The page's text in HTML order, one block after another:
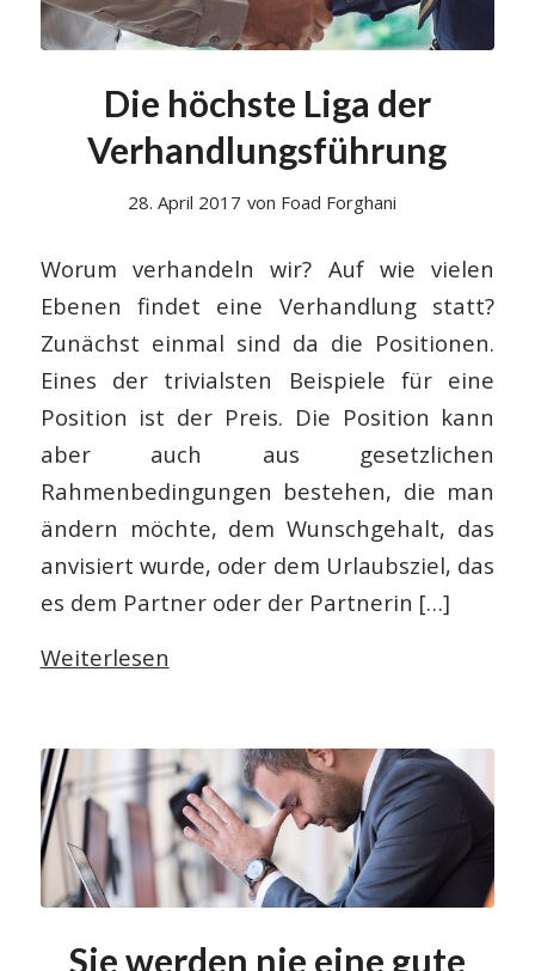
Die höchste Liga der
Verhandlungsführung
28. April 2017 von Foad Forghani
Worum verhandeln wir? Auf wie vielen
Ebenen findet eine Verhandlung statt?
Zunächst einmal sind da die Positionen.
Eines der trivialsten Beispiele für eine
Position ist der Preis. Die Position kann
aber auch aus gesetzlichen
Rahmenbedingungen bestehen, die man
ändern möchte, dem Wunschgehalt, das
anvisiert wurde, oder dem Urlaubsziel, das
es dem Partner oder der Partnerin […]
Weiterlesen
Sie werden nie eine gute